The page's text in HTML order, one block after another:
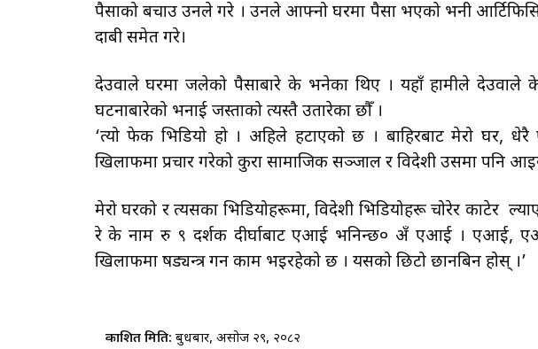
पैसाको बचाउ उनले गरे । उनले आफ्नो घरमा पैसा भएको भनी
दाबी समेत गरे।
देउवाले घरमा जलेको पैसाबारे के भनेका थिए । यहाँ हामीले देउवाले
घटनाबारेको भनाई जस्ताको त्यस्तै उतारेका छौँ ।
‘त्यो फेक भिडियो हो । अहिले हटाएको छ । बाहिरबाट मेरो घर,
खिलाफमा प्रचार गरेको कुरा सामाजिक सञ्जाल र विदेशी उसमा पनि
मेरो घरको र त्यसका भिडियोहरूमा, विदेशी भिडियोहरू चोरेर काटेर
रे के नाम रु ९ दर्शक दीर्घाबाट एआई भनिन्छ० अँ एआई । एआई,
खिलाफमा षड्यन्त्र गर्ने काम भइरहेको छ । यसको छिटो छानबिन होस् ।’
प्रकाशित मिति: बुधबार, असोज २९, २०८२